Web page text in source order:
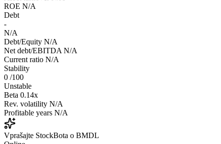
ROE N/A
Debt
-
N/A
Debt/Equity N/A
Net debt/EBITDA N/A
Current ratio N/A
Stability
0 /100
Unstable
Beta 0.14x
Rev. volatility N/A
Profitable years N/A
Vprašajte StockBota o BMDL